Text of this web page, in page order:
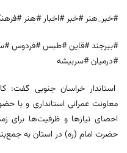
#خبر_هنر #خبر #اخبار #هنر
#بیرجند #قاین #طبس #فردوس
#درمیان #سربیشه
استاندار خراسان جنوبی گفت:
معاونت عمرانی استانداری و با
احصای نیازها و ظرفیت‌ها برای
حضرت امام (ره) در استان به